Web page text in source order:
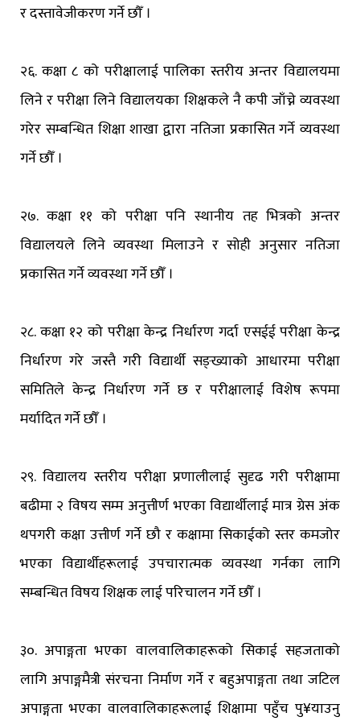
र दस्तावेजीकरण गर्ने छौँ ।
२६. कक्षा ८ को परीक्षालाई पालिका स्तरीय अन्तर विद्यालयमा
लिने र परीक्षा लिने विद्यालयका शिक्षकले नै कपी जाँच्ने व्यवस्था
गरेर सम्बन्धित शिक्षा शाखा द्वारा नतिजा प्रकासित गर्ने व्यवस्था
गर्ने छौँ ।
२७. कक्षा ११ को परीक्षा पनि स्थानीय तह भित्रको अन्तर
विद्यालयले लिने व्यवस्था मिलाउने र सोही अनुसार नतिजा
प्रकासित गर्ने व्यवस्था गर्ने छौँ ।
२८. कक्षा १२ को परीक्षा केन्द्र निर्धारण गर्दा एसईई परीक्षा केन्द्र
निर्धारण गरे जस्तै गरी विद्यार्थी सङ्ख्याको आधारमा परीक्षा
समितिले केन्द्र निर्धारण गर्ने छ र परीक्षालाई विशेष रूपमा
मर्यादित गर्ने छौँ ।
२९. विद्यालय स्तरीय परीक्षा प्रणालीलाई सुदृढ गरी परीक्षामा
बढीमा २ विषय सम्म अनुत्तीर्ण भएका विद्यार्थीलाई मात्र ग्रेस अंक
थपगरी कक्षा उत्तीर्ण गर्ने छौ र कक्षामा सिकाईको स्तर कमजोर
भएका विद्यार्थीहरूलाई उपचारात्मक व्यवस्था गर्नका लागि
सम्बन्धित विषय शिक्षक लाई परिचालन गर्ने छौँ ।
३०. अपाङ्गता भएका वालवालिकाहरूको सिकाई सहजताको
लागि अपाङ्गमैत्री संरचना निर्माण गर्ने र बहुअपाङ्गता तथा जटिल
अपाङ्गता भएका वालवालिकाहरूलाई शिक्षामा पहुँच पु¥याउनु